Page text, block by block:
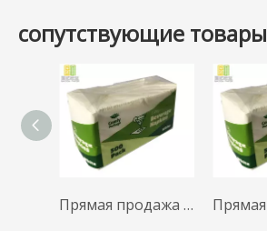
сопутствующие товары
Прямая продажа с фабрики, скидка, 3-слойные салфетки, сырье, бумажные салфетки, салфетки, папиросная бумага